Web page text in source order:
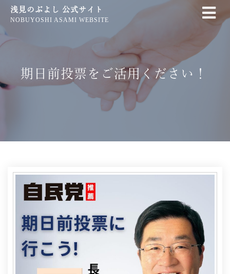
浅見のぶよし 公式サイト
NOBUYOSHI ASAMI WEBSITE
期日前投票をご活用ください！